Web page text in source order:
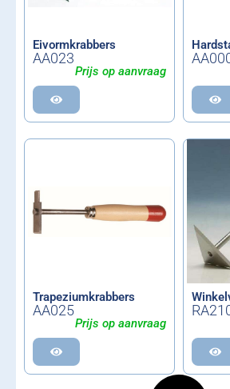
Eivormkrabbers
AA023
Prijs op aanvraag
Trapeziumkrabbers
AA025
Prijs op aanvraag